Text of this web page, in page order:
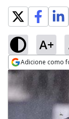
A+
Adicione como
Opens in new